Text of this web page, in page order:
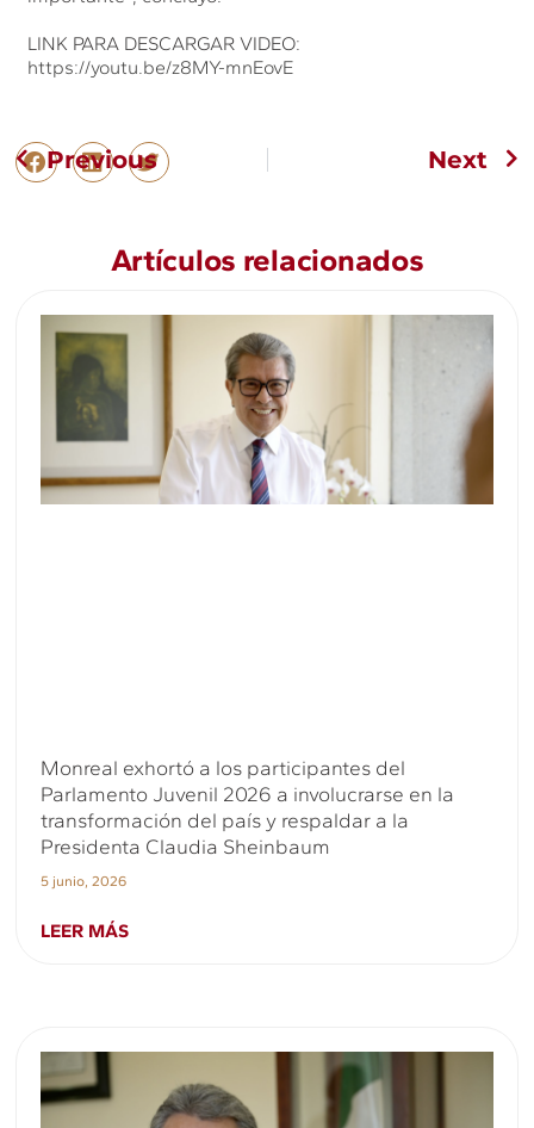
LINK PARA DESCARGAR VIDEO:
https://youtu.be/z8MY-mnEovE
Previous Next
Artículos relacionados
Monreal exhortó a los participantes del
Parlamento Juvenil 2026 a involucrarse en la
transformación del país y respaldar a la
Presidenta Claudia Sheinbaum
5 junio, 2026
LEER MÁS